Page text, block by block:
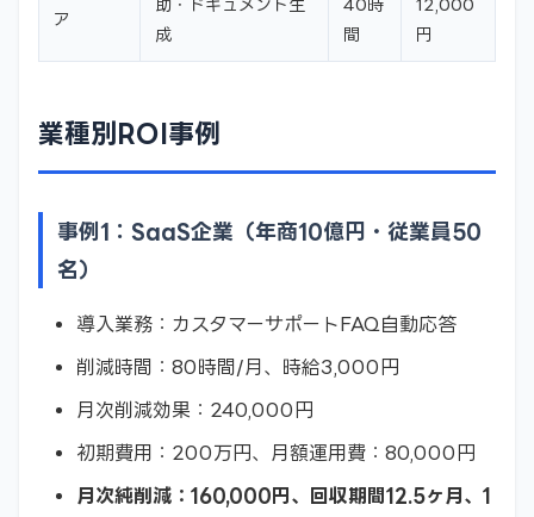
ア
助・ドキュメント生
成
40時
間
12,000
円
業種別ROI事例
事例1：SaaS企業（年商10億円・従業員50
名）
導入業務：カスタマーサポートFAQ自動応答
削減時間：80時間/月、時給3,000円
月次削減効果：240,000円
初期費用：200万円、月額運用費：80,000円
月次純削減：160,000円、回収期間12.5ヶ月、1